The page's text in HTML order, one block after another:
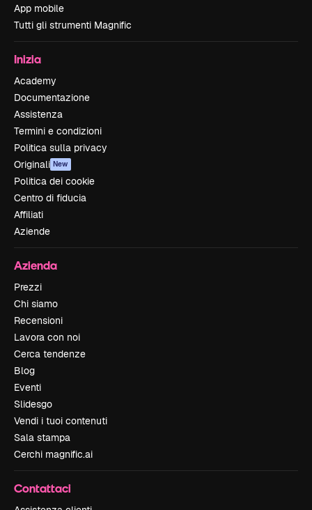
App mobile
Tutti gli strumenti Magnific
Inizia
Academy
Documentazione
Assistenza
Termini e condizioni
Politica sulla privacy
Originali New
Politica dei cookie
Centro di fiducia
Affiliati
Aziende
Azienda
Prezzi
Chi siamo
Recensioni
Lavora con noi
Cerca tendenze
Blog
Eventi
Slidesgo
Vendi i tuoi contenuti
Sala stampa
Cerchi magnific.ai
Contattaci